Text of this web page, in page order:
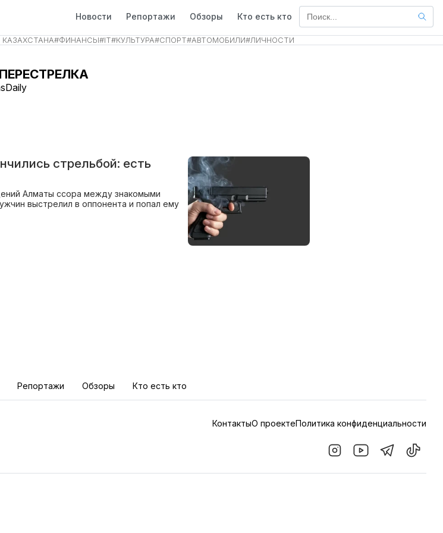
Новости Репортажи Обзоры Кто есть кто
#ФИНАНСЫ#IT#КУЛЬТУРА#СПОРТ#АВТОМОБИЛИ#ЛИЧНОСТИ
ПЕРЕСТРЕЛКА
стрельбой: есть
Алматы ссора между знакомыми
выстрелил в оппонента и попал ему
Репортажи Обзоры Кто есть кто
КонтактыО проектеПолитика конфиденциальности